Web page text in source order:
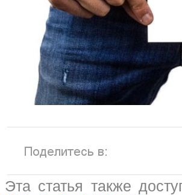
Эта статья также